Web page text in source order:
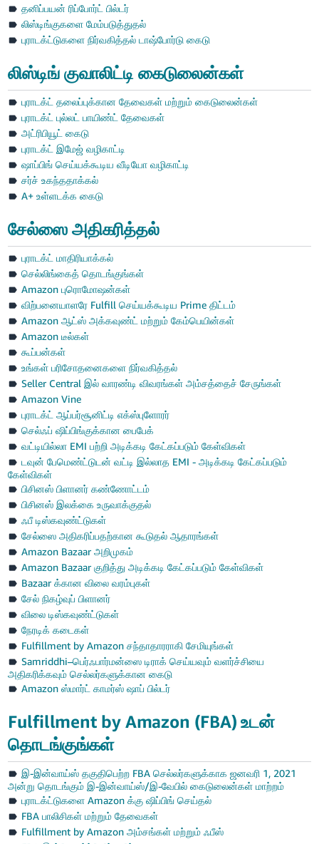
தனிப்பயன் ரிப்போர்ட் பில்டர்
லிஸ்டிங்குகளை மேம்படுத்துதல்
புராடக்ட்டுகளை நிர்வகித்தல் டாஷ்போர்டு கைடு
லிஸ்டிங் குவாலிட்டி கைடுலைன்கள்
புராடக்ட் தலைப்புக்கான தேவைகள் மற்றும் கைடுலைன்கள்
புராடக்ட் புல்லட் பாயிண்ட் தேவைகள்
அட்ரிபியூட் கைடு
புராடக்ட் இமேஜ் வழிகாட்டி
ஷாப்பிங் செய்யக்கூடிய வீடியோ வழிகாட்டி
சர்ச் உகந்ததாக்கல்
A+ உள்ளடக்க கைடு
சேல்ஸை அதிகரித்தல்
புராடக்ட் மாதிரியாக்கல்
செல்லிங்கைத் தொடங்குங்கள்
Amazon புரொமோஷன்கள்
விற்பனையாளரே Fulfill செய்யக்கூடிய Prime திட்டம்
Amazon ஆட்ஸ் அக்கவுண்ட் மற்றும் கேம்பெயின்கள்
Amazon டீல்கள்
கூப்பன்கள்
உங்கள் பரிசோதனைகளை நிர்வகித்தல்
Seller Central இல் வாரண்டி விவரங்கள் அம்சத்தைச் சேருங்கள்
Amazon Vine
புராடக்ட் ஆப்பர்சூனிட்டி எக்ஸ்புளோரர்
செல்ஃப் ஷிப்பிங்குக்கான பைபேக்
வட்டியில்லா EMI பற்றி அடிக்கடி கேட்கப்படும் கேள்விகள்
டவுன் பேமெண்ட்டுடன் வட்டி இல்லாத EMI - அடிக்கடி கேட்கப்படும்
கேள்விகள்
பிசினஸ் பிளானர் கண்ணோட்டம்
பிசினஸ் இலக்கை உருவாக்குதல்
ஃபீ டிஸ்கவுண்ட்டுகள்
சேல்ஸை அதிகரிப்பதற்கான கூடுதல் ஆதாரங்கள்
Amazon Bazaar அறிமுகம்
Amazon Bazaar குறித்து அடிக்கடி கேட்கப்படும் கேள்விகள்
Bazaar க்கான விலை வரம்புகள்
சேல் நிகழ்வுப் பிளானர்
விலை டிஸ்கவுண்ட்டுகள்
நேரடிக் கடைகள்
Fulfillment by Amazon சந்தாதாரராகி சேமியுங்கள்
Samriddhi–பெர்ஃபார்மன்ஸை டிராக் செய்யவும் வளர்ச்சியை
அதிகரிக்கவும் செல்லர்களுக்கான கைடு
Amazon ஸ்மார்ட் காமர்ஸ் ஷாப் பில்டர்
Fulfillment by Amazon (FBA) உடன்
தொடங்குங்கள்
இ-இன்வாய்ஸ் தகுதிபெற்ற FBA செல்லர்களுக்காக ஜனவரி 1, 2021
அன்று தொடங்கும் இ-இன்வாய்ஸ்/இ-வேபில் கைடுலைன்கள் மாற்றம்
புராடக்ட்டுகளை Amazon க்கு ஷிப்பிங் செய்தல்
FBA பாலிசிகள் மற்றும் தேவைகள்
Fulfillment by Amazon அம்சங்கள் மற்றும் ஃபீஸ்